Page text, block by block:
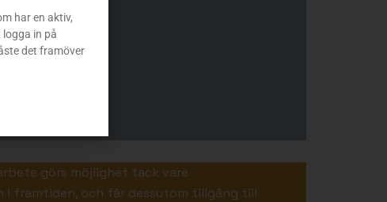
görs möjlighet tack vare
i framtiden, och får dessutom tillgång till
har en aktiv,
in på
det framöver